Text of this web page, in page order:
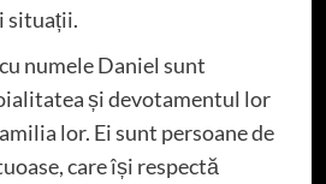
situații.
numele Daniel sunt
și devotamentul lor
lor. Ei sunt persoane de
care își respectă